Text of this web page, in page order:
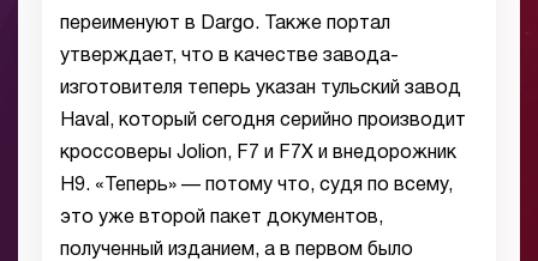
переименуют в Dargo. Также портал
утверждает, что в качестве завода-
изготовителя теперь указан тульский завод
Haval, который сегодня серийно производит
кроссоверы Jolion, F7 и F7X и внедорожник
H9. «Теперь» — потому что, судя по всему,
это уже второй пакет документов,
полученный изданием, а в первом было